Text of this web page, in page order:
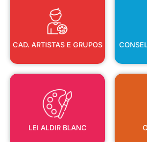
CAD. ARTISTAS E GRUPOS
CAD. ARTISTAS E GRUPOS
LEI ALDIR BLANC
LEI ALDIR BLANC